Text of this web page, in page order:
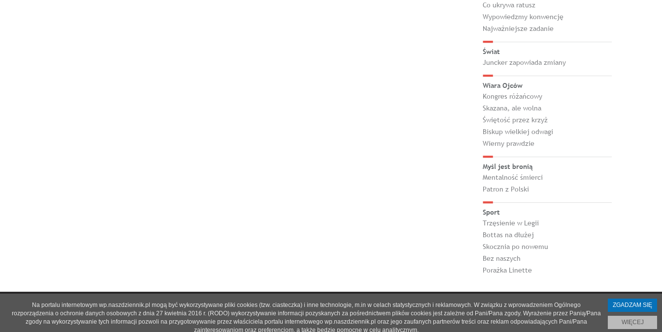
Co ukrywa ratusz
Wypowiedzmy konwencję
Najważniejsze zadanie
Świat
Juncker zapowiada zmiany
Wiara Ojców
Kongres różańcowy
Skazana, ale wolna
Świętość przez krzyż
Biskup wielkiej odwagi
Wierny prawdzie
Myśl jest bronią
Mentalność śmierci
Patron z Polski
Sport
Trzęsienie w Legii
Bottas na dłużej
Skocznia po nowemu
Bez naszych
Porażka Linette
O nas|Reklama|Prenumerata|Regulamin|Kontakt
© 2021 Copyright by SPES sp. z o.o.
Na portalu internetowym wp.naszdziennik.pl mogą być wykorzystywane pliki cookies (tzw. ciasteczka) i inne technologie, m.in w celach statystycznych i reklamowych. W związku z wprowadzeniem Ogólnego
rozporządzenia o ochronie danych osobowych z dnia 27 kwietnia 2016 r. (RODO) wykorzystywanie informacji pozyskanych za pośrednictwem plików cookies jest zależne od Pani/Pana zgody. Wyrażenie przez Panią/Pana
zgody na wykorzystywanie tych informacji pozwoli na przygotowywanie przez właściciela portalu internetowego wp.naszdziennik.pl oraz jego zaufanych partnerów treści oraz reklam odpowiadających Pani/Pana
zainteresowaniom oraz preferencjom, a także będzie pomocne w celu analitycznym.
ZGADZAM SIĘ
WIĘCEJ